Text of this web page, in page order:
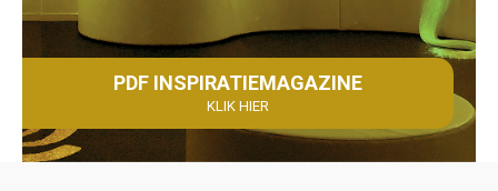
PDF INSPIRATIEMAGAZINE
KLIK HIER